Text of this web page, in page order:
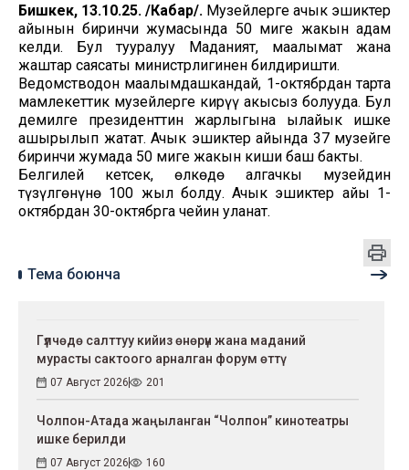
Бишкек, 13.10.25. /Кабар/. Музейлерге ачык эшиктер
айынын биринчи жумасында 50 миңге жакын адам
келди. Бул тууралуу Маданият, маалымат жана
жаштар саясаты министрлигинен билдиришти.
Ведомстводон маалымдашкандай, 1-октябрдан тарта
мамлекеттик музейлерге кирүү акысыз болууда. Бул
демилге президенттин жарлыгына ылайык ишке
ашырылып жатат. Ачык эшиктер айында 37 музейге
биринчи жумада 50 миңге жакын киши баш бакты.
Белгилей кетсек, өлкөдө алгачкы музейдин
түзүлгөнүнө 100 жыл болду. Ачык эшиктер айы 1-
октябрдан 30-октябрга чейин уланат.
Тема боюнча
Гүлчөдө салттуу кийиз өнөрүн жана маданий
мурасты сактоого арналган форум өттү
07 Август 2026 201
Чолпон-Атада жаңыланган “Чолпон” кинотеатры
ишке берилди
07 Август 2026 160